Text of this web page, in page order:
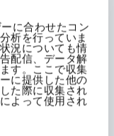
に合わせたコン
析を行っていま
況についても情
配信、データ解
す。ここで収集
に提供した他の
た際に収集され
よって使用され
属に高